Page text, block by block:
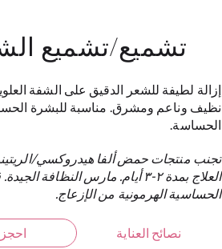
تشميع/تشميع
إزالة لطيفة للشعر الدقيق على الشفة
نظيف وناعم ومشرق. مناسبة للبشرة
الحساسة.
تجنب منتجات حمض ألفا هيدروكسي/
العلاج بمدة ٢-٣ أيام. مارس النظافة
الحساسية الهرمونية من الإزعاج.
نصائح العناية احجز